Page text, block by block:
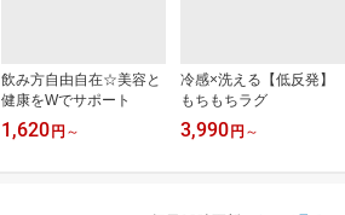
飲み方自由自在☆美容と
健康をWでサポート
1,620 円 ～
冷感×洗える【低反発】
もちもちラグ
3,990 円 ～